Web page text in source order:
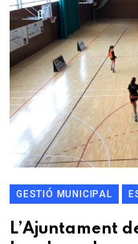
GESTIÓ MUNICIPAL
L’Ajuntament